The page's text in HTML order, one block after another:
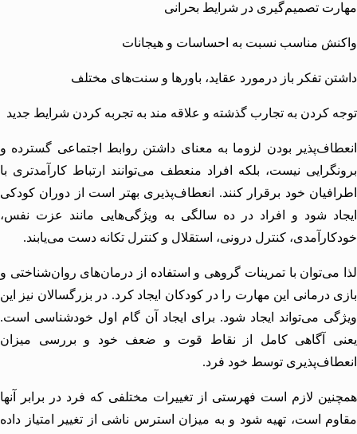
تصمیم‌گیری در شرایط بحرانی
مناسب نسبت به احساسات وهیجانات
تفکر باز درمورد عقاید، باورها و سنت‌های مختلف
کردن به تجارب گذشته و علاقه مند به تجربه کردن شرایط جدید
بودن لزوما به معنای داشتن روابط اجتماعی گسترده و
نیست، بلکه افراد منعطف می‌توانند ارتباط کارآمدتری با
خود برقرار کنند. انعطاف‌پذیری بهتر است از دوران کودکی
شود و افراد در ده سالگی به ویژگی‌هایی مانندعزت نفس،
کنترل درونی، استقلال و کنترل تکانه دست می‌یابند.
می‌توان با تمرینات گروهی و استفاده از درمان‌های روان‌شناختی و
درمانی این مهارت را در کودکان ایجاد کرد. در بزرگسالان نیز این
می‌تواند ایجاد شود. برای ایجاد آن گام اول خودشناسی است.
آگاهی کامل از نقاط قوت و ضعف خود و بررسی میزان
توسط خود فرد.
لازم است فهرستی از تغییرات مختلفی که فرد در برابر آنها
است، تهیه شود و به میزان استرس ناشی از تغییر امتیاز داده